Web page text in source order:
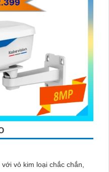
vỏ kim loại chắc chắn,